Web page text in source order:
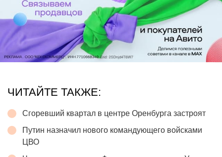
ЧИТАЙТЕ ТАКЖЕ:
Сгоревший квартал в центре Оренбурга застроят
Путин назначил нового командующего войсками
ЦВО